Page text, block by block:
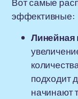
эффективные:
Линейная
подходит
начинают